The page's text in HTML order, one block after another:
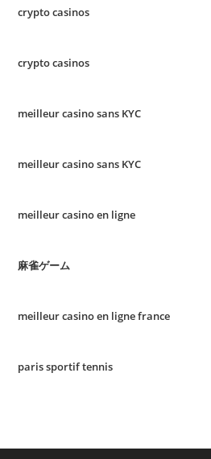
crypto casinos
crypto casinos
meilleur casino sans KYC
meilleur casino sans KYC
meilleur casino en ligne
麻雀ゲーム
meilleur casino en ligne france
paris sportif tennis